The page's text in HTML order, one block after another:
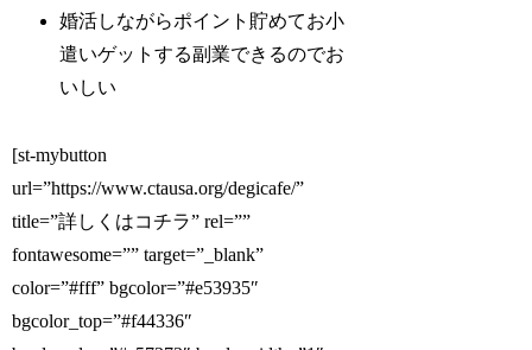
婚活しながらポイント貯めてお小
遣いゲットする副業できるのでお
いしい
[st-mybutton
url=”https://www.ctausa.org/degicafe/”
title=”詳しくはコチラ” rel=””
fontawesome=”” target=”_blank”
color=”#fff” bgcolor=”#e53935″
bgcolor_top=”#f44336″